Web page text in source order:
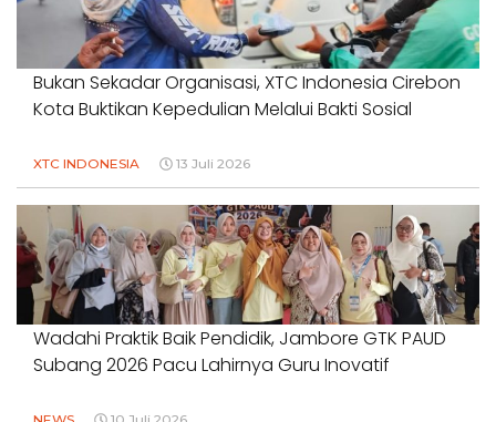
Bukan Sekadar Organisasi, XTC Indonesia Cirebon
Kota Buktikan Kepedulian Melalui Bakti Sosial
XTC INDONESIA 13 Juli 2026
Wadahi Praktik Baik Pendidik, Jambore GTK PAUD
Subang 2026 Pacu Lahirnya Guru Inovatif